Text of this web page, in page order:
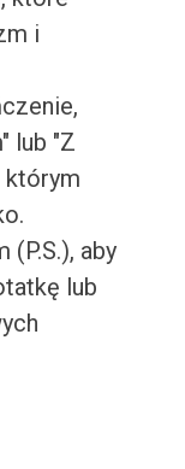
i
lub "Z
którym
(P.S.), aby
lub